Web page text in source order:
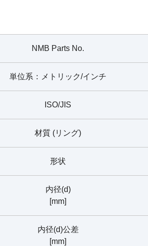
NMB Parts No.
単位系：メトリック/インチ
ISO/JIS
材質 (リング)
形状
内径(d)
[mm]
内径(d)公差
[mm]